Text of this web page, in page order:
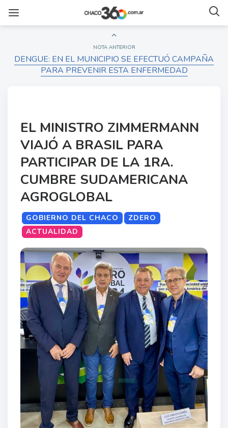
NOTA ANTERIOR
DENGUE: EN EL MUNICIPIO SE EFECTUÓ CAMPAÑA
PARA PREVENIR ESTA ENFERMEDAD
EL MINISTRO ZIMMERMANN
VIAJÓ A BRASIL PARA
PARTICIPAR DE LA 1RA.
CUMBRE SUDAMERICANA
AGROGLOBAL
GOBIERNO DEL CHACO
ZDERO
ACTUALIDAD